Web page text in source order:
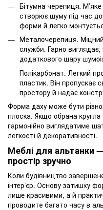
Бітумна черепиця.
створює шуму під час
форми й легко
Металочерепиця.
служби. Гарно
додаткового шару
Полікарбонат. Легкий
пластик. Він пропускає
простору й надає
Форма даху може бути
плоска. Якщо обрана
гармонійно виглядатиме
легкості й декоративності.
Меблі для альтанки
простір зручно
Коли будівництво
інтер’єр. Основу затишку
лише красивими, а й
проводите багато часу в